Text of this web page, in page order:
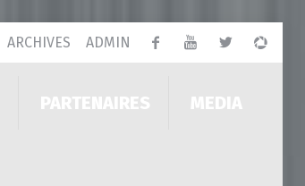
ARCHIVES ADMIN
PARTENAIRES MEDIA